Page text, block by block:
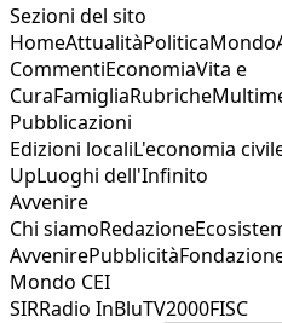
Sezioni del sito
HomeAttualitàPoliticaMondo
CommentiEconomiaVita e
CuraFamigliaRubriche
Pubblicazioni
Edizioni localiL'economia
UpLuoghi dell'Infinito
Avvenire
Chi siamoRedazione
AvvenirePubblicità
Mondo CEI
SIRRadio InBluTV2000FISC